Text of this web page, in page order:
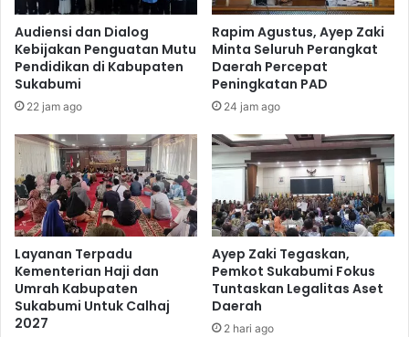
Audiensi dan Dialog
Kebijakan Penguatan Mutu
Pendidikan di Kabupaten
Sukabumi
22 jam ago
Rapim Agustus, Ayep Zaki
Minta Seluruh Perangkat
Daerah Percepat
Peningkatan PAD
24 jam ago
Layanan Terpadu
Kementerian Haji dan
Umrah Kabupaten
Sukabumi Untuk Calhaj
2027
Ayep Zaki Tegaskan,
Pemkot Sukabumi Fokus
Tuntaskan Legalitas Aset
Daerah
2 hari ago